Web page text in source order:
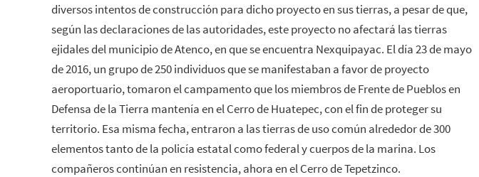
diversos intentos de construcción para dicho proyecto en sus tierras, a pesar de que,
según las declaraciones de las autoridades, este proyecto no afectará las tierras
ejidales del municipio de Atenco, en que se encuentra Nexquipayac. El día 23 de mayo
de 2016, un grupo de 250 individuos que se manifestaban a favor de proyecto
aeroportuario, tomaron el campamento que los miembros de Frente de Pueblos en
Defensa de la Tierra mantenía en el Cerro de Huatepec, con el fin de proteger su
territorio. Esa misma fecha, entraron a las tierras de uso común alrededor de 300
elementos tanto de la policía estatal como federal y cuerpos de la marina. Los
compañeros continúan en resistencia, ahora en el Cerro de Tepetzinco.